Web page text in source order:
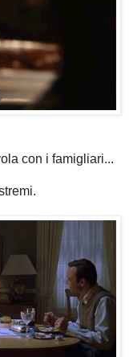
con i famigliari...